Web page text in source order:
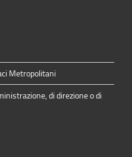
Metropolitani
di direzione o di